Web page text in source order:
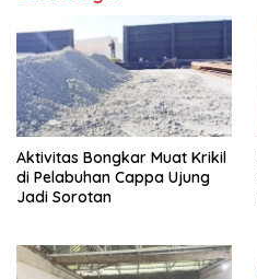
Aktivitas Bongkar Muat Krikil
di Pelabuhan Cappa Ujung
Jadi Sorotan